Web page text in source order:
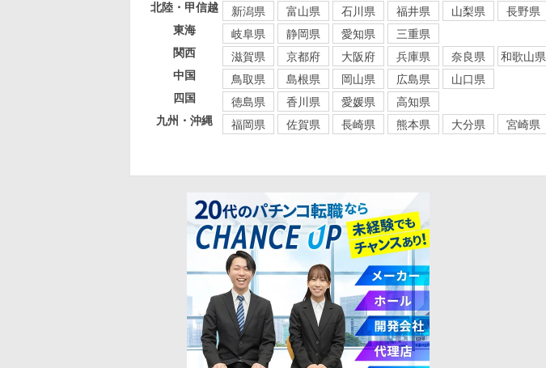
北陸・甲信越
新潟県 富山県 石川県 福井県 山梨県
長野県
東海
岐阜県 静岡県 愛知県
三重県
関西
滋賀県 京都府 大阪府 兵庫県 奈良県
和歌山県
中国
鳥取県 島根県 岡山県 広島県
山口県
四国
徳島県 香川県 愛媛県
高知県
九州・沖縄
福岡県 佐賀県 長崎県 熊本県 大分県 宮崎県